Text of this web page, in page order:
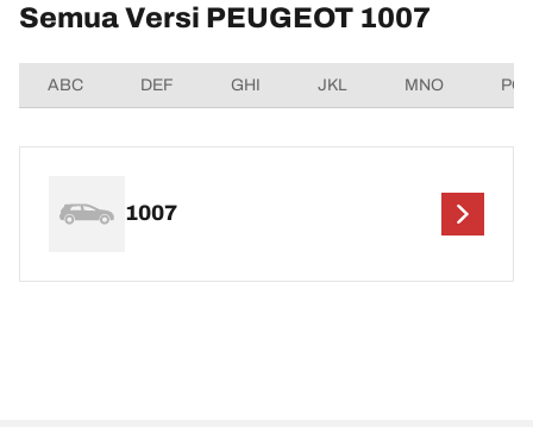
Semua Versi PEUGEOT 1007
ABC DEF GHI JKL MNO
1007